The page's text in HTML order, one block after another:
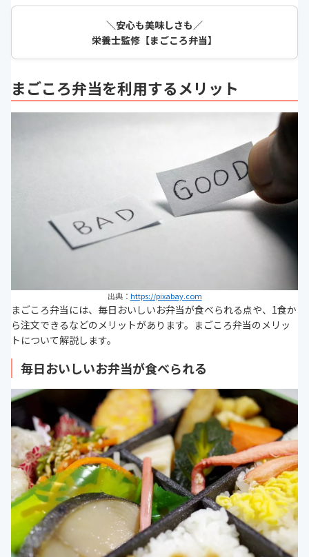
＼安心も美味しさも／
栄養士監修【まごころ弁当】
まごころ弁当を利用するメリット
出典： https://pixabay.com
まごころ弁当には、毎日おいしいお弁当が食べられる点や、1食か
ら注文できるなどのメリットがあります。まごころ弁当のメリッ
トについて解説します。
毎日おいしいお弁当が食べられる